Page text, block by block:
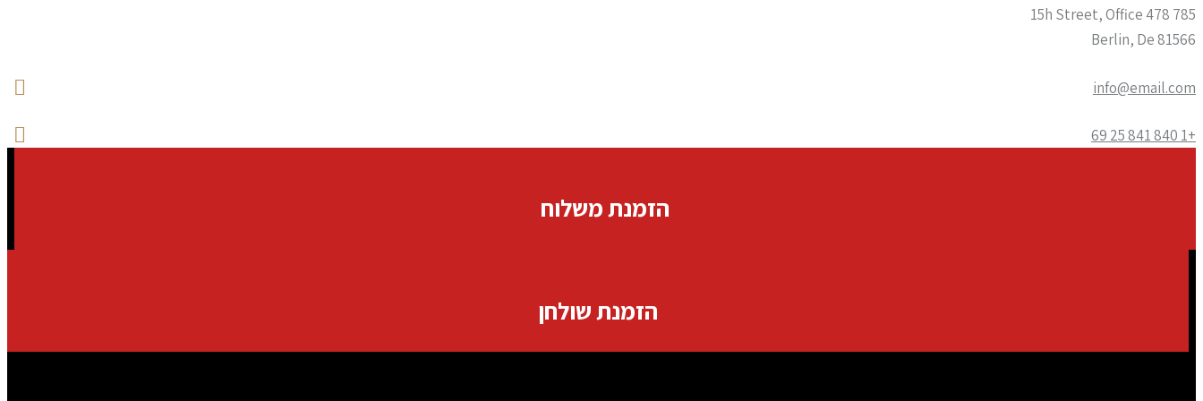
785 15h Street, Office 478
Berlin, De 81566
info@email.com
+1 840 841 25 69
הזמנת משלוח
הזמנת שולחן